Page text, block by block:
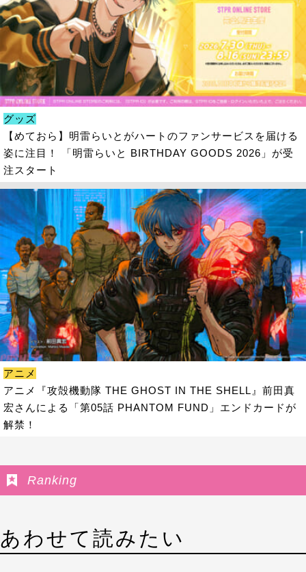
グッズ
【めておら】明雷らいとがハートのファンサービスを届ける
姿に注目！ 「明雷らいと BIRTHDAY GOODS 2026」が受
注スタート
アニメ
アニメ『攻殻機動隊 THE GHOST IN THE SHELL』前田真
宏さんによる「第05話 PHANTOM FUND」エンドカードが
解禁！
Ranking
あわせて読みたい